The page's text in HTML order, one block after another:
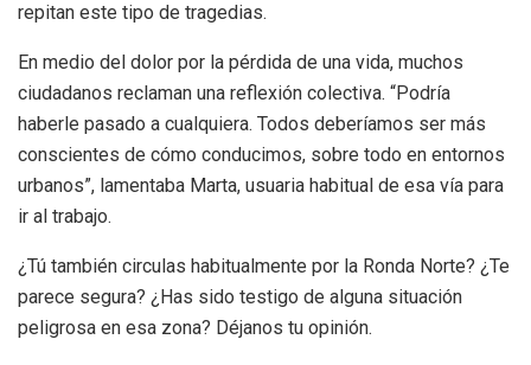
repitan este tipo de tragedias.
En medio del dolor por la pérdida de una vida, muchos
ciudadanos reclaman una reflexión colectiva. “Podría
haberle pasado a cualquiera. Todos deberíamos ser más
conscientes de cómo conducimos, sobre todo en entornos
urbanos”, lamentaba Marta, usuaria habitual de esa vía para
ir al trabajo.
¿Tú también circulas habitualmente por la Ronda Norte? ¿Te
parece segura? ¿Has sido testigo de alguna situación
peligrosa en esa zona? Déjanos tu opinión.